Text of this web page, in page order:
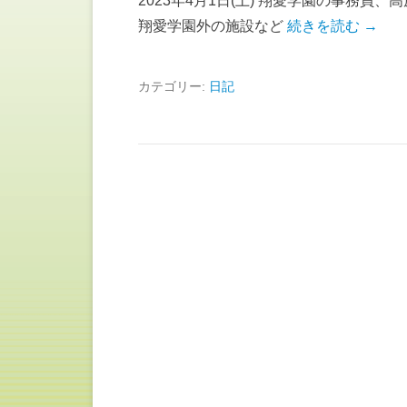
翔愛学園外の施設など 続きを読む →
カテゴリー: 日記